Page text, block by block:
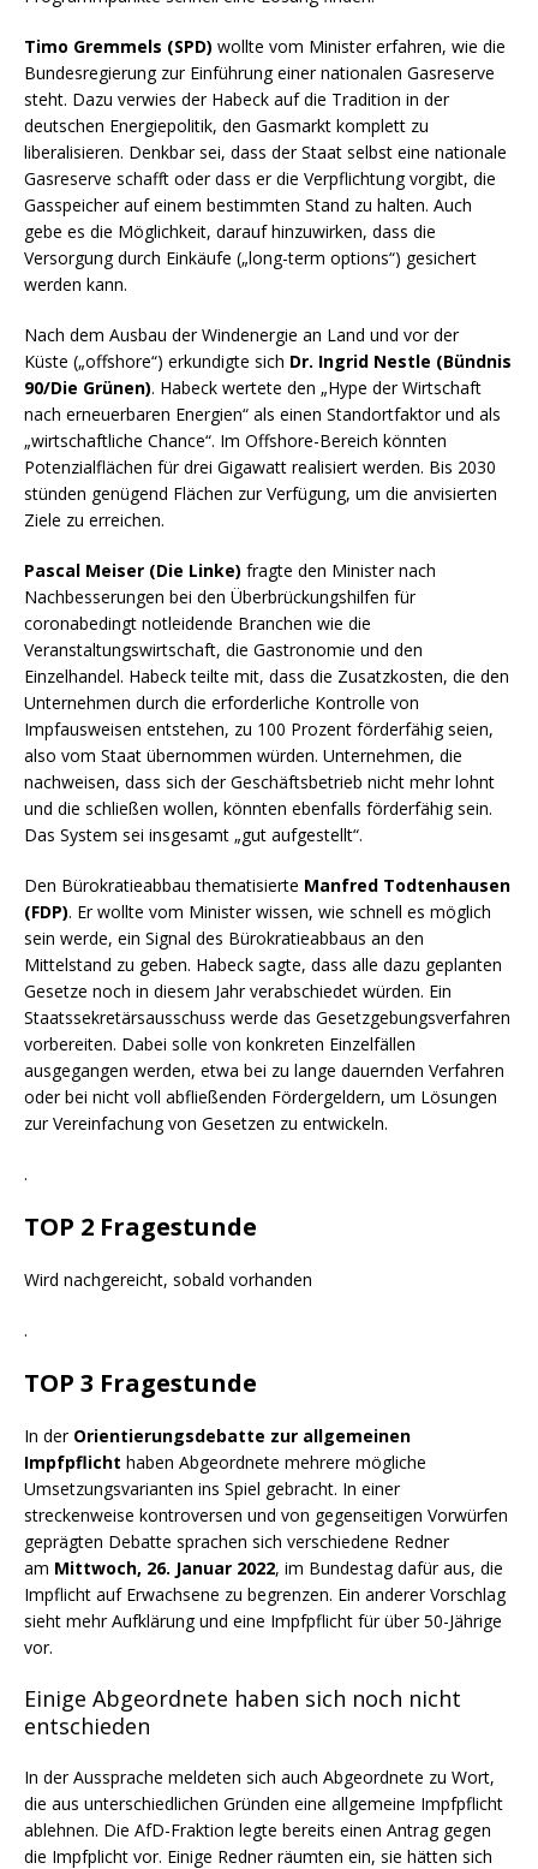
Timo Gremmels (SPD) wollte vom Minister erfahren, wie die
Bundesregierung zur Einführung einer nationalen Gasreserve
steht. Dazu verwies der Habeck auf die Tradition in der
deutschen Energiepolitik, den Gasmarkt komplett zu
liberalisieren. Denkbar sei, dass der Staat selbst eine nationale
Gasreserve schafft oder dass er die Verpflichtung vorgibt, die
Gasspeicher auf einem bestimmten Stand zu halten. Auch
gebe es die Möglichkeit, darauf hinzuwirken, dass die
Versorgung durch Einkäufe („long-term options“) gesichert
werden kann.
Nach dem Ausbau der Windenergie an Land und vor der
Küste („offshore“) erkundigte sich Dr. Ingrid Nestle (Bündnis
90/Die Grünen). Habeck wertete den „Hype der Wirtschaft
nach erneuerbaren Energien“ als einen Standortfaktor und als
„wirtschaftliche Chance“. Im Offshore-Bereich könnten
Potenzialflächen für drei Gigawatt realisiert werden. Bis 2030
stünden genügend Flächen zur Verfügung, um die anvisierten
Ziele zu erreichen.
Pascal Meiser (Die Linke) fragte den Minister nach
Nachbesserungen bei den Überbrückungshilfen für
coronabedingt notleidende Branchen wie die
Veranstaltungswirtschaft, die Gastronomie und den
Einzelhandel. Habeck teilte mit, dass die Zusatzkosten, die den
Unternehmen durch die erforderliche Kontrolle von
Impfausweisen entstehen, zu 100 Prozent förderfähig seien,
also vom Staat übernommen würden. Unternehmen, die
nachweisen, dass sich der Geschäftsbetrieb nicht mehr lohnt
und die schließen wollen, könnten ebenfalls förderfähig sein.
Das System sei insgesamt „gut aufgestellt“.
Den Bürokratieabbau thematisierte Manfred Todtenhausen
(FDP). Er wollte vom Minister wissen, wie schnell es möglich
sein werde, ein Signal des Bürokratieabbaus an den
Mittelstand zu geben. Habeck sagte, dass alle dazu geplanten
Gesetze noch in diesem Jahr verabschiedet würden. Ein
Staatssekretärsausschuss werde das Gesetzgebungsverfahren
vorbereiten. Dabei solle von konkreten Einzelfällen
ausgegangen werden, etwa bei zu lange dauernden Verfahren
oder bei nicht voll abfließenden Fördergeldern, um Lösungen
zur Vereinfachung von Gesetzen zu entwickeln.
.
TOP 2 Fragestunde
Wird nachgereicht, sobald vorhanden
.
TOP 3 Fragestunde
In derOrientierungsdebatte zur allgemeinen
Impfpflicht haben Abgeordnete mehrere mögliche
Umsetzungsvarianten ins Spiel gebracht. In einer
streckenweise kontroversen und von gegenseitigen Vorwürfen
geprägten Debatte sprachen sich verschiedene Redner
am Mittwoch, 26. Januar 2022, im Bundestag dafür aus, die
Impflicht auf Erwachsene zu begrenzen. Ein anderer Vorschlag
sieht mehr Aufklärung und eine Impfpflicht für über 50-Jährige
vor.
Einige Abgeordnete haben sich noch nicht
entschieden
In der Aussprache meldeten sich auch Abgeordnete zu Wort,
die aus unterschiedlichen Gründen eine allgemeine Impfpflicht
ablehnen. Die AfD-Fraktion legte bereits einen Antrag gegen
die Impfplicht vor. Einige Redner räumten ein, sie hätten sich